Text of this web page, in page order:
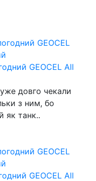
GEOCEL All
довго чекали
з ним, бо
як танк..
GEOCEL All